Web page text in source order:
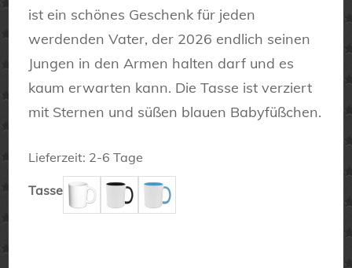
ist ein schönes Geschenk für jeden
werdenden Vater, der 2026 endlich seinen
Jungen in den Armen halten darf und es
kaum erwarten kann. Die Tasse ist verziert
mit Sternen und süßen blauen Babyfüßchen.
Lieferzeit: 2-6 Tage
Tasse